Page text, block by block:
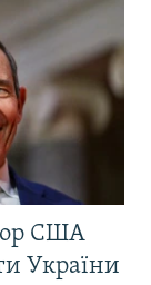
США
України